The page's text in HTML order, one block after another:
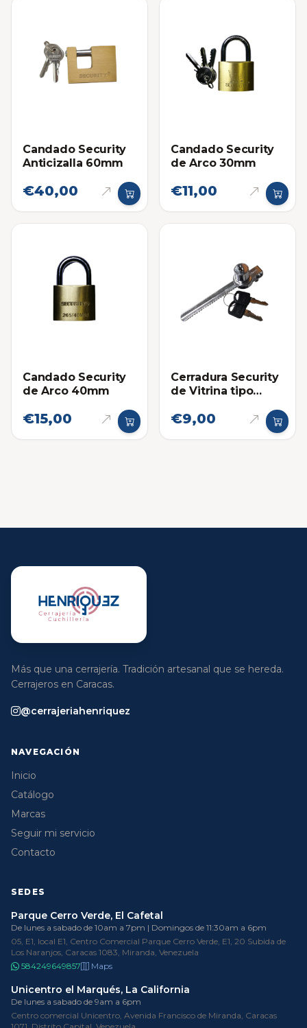
Candado Security
Anticizalla 60mm
€40,00
Candado Security
de Arco 30mm
€11,00
Candado Security
de Arco 40mm
€15,00
Cerradura Security
de Vitrina tipo
€9,00
Más que una cerrajería. Tradición artesanal que se hereda.
Cerrajeros en Caracas.
@cerrajeriahenriquez
NAVEGACIÓN
Inicio
Catálogo
Marcas
Seguir mi servicio
Contacto
SEDES
Parque Cerro Verde, El Cafetal
De lunes a sabado de 10am a 7pm | Domingos de 11:30am a 6pm
05, E1, local E1, Centro Comercial Parque Cerro Verde, E1, 20 Subida de
Los Naranjos, Caracas 1083, Miranda, Venezuela
584249649857
Maps
Unicentro el Marqués, La California
De lunes a sabado de 9am a 6pm
Centro comercial Unicentro, Avenida Francisco de Miranda, Caracas